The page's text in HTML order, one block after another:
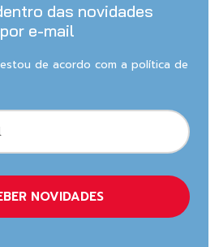
das novidades
por e-mail
de acordo com a política de